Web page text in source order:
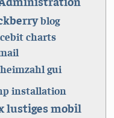
blog
cebitcharts
gui
installation
lustiges mobil